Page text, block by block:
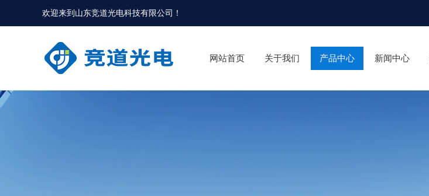
欢迎来到 山东竞道光电科技有限公司 ！
网站首页 关于我们 产品中心 新闻中心